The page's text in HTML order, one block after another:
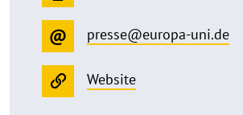
presse@europa-uni.de
Website